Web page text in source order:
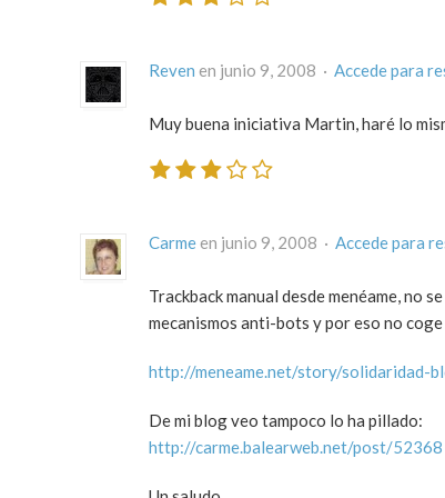
Reven en junio 9, 2008 · Accede para
Muy buena iniciativa Martin, haré lo
Carme en junio 9, 2008 · Accede para
Trackback manual desde menéame, no
mecanismos anti-bots y por eso no
http://meneame.net/story/solidaridad-
De mi blog veo tampoco lo ha pillado:
http://carme.balearweb.net/post/52368